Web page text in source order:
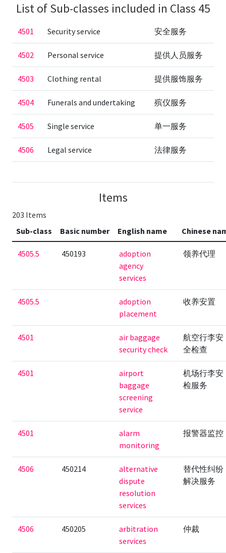
List of Sub-classes included in Class 45
4501 Security service 安全服务
4502 Personal service 提供人员服务
4503 Clothing rental 提供服饰服务
4504 Funerals and undertaking 殡仪服务
4505 Single service 单一服务
4506 Legal service 法律服务
Items
203 Items
Sub-class
Basic number English name Chinese
4505.5 450193
adoption
agency
services
领养代理
4505.5
adoption
placement
收养安置
4501
air baggage
security check
航空行李安
全检查
4501
airport
baggage
screening
service
机场行李安
检服务
4501
alarm
monitoring
报警器监控
4506 450214
alternative
dispute
resolution
services
替代性纠纷
解决服务
4506 450205
arbitration
services
仲裁